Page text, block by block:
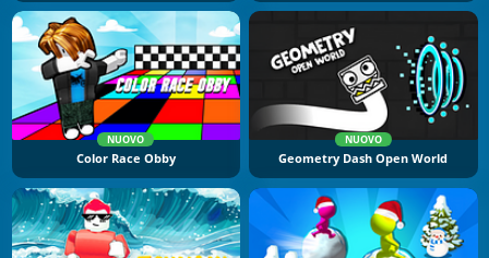
NUOVO
Color Race Obby
NUOVO
Geometry Dash Open World